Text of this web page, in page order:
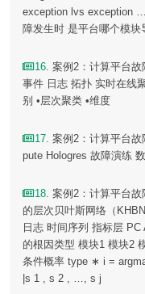
exception lvs exception
障发生时 是平台哪个模块
16. 案例2：计算平台
事件 日志 拓扑 实时在线
别 •层次聚类 •维度
17. 案例2：计算平台
pute Hologres 故障演练
18. 案例2：计算平台
的层次贝叶斯网络（
日志 时间序列 指标层
的根因类型 模块1 模块2
条件概率 type ∗ i =
|s 1 , s 2 , …, s j